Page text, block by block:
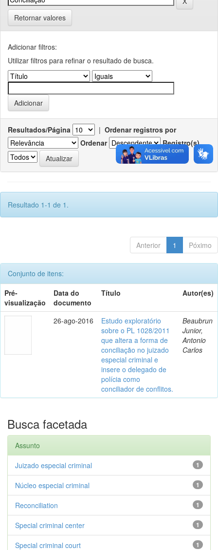
Retornar valores
Adicionar filtros:
Utilizar filtros para refinar o resultado de busca.
Resultados/Página | Ordenar registros por
Ordenar
Registro(s)
Resultado 1-1 de 1.
Anterior 1 Póximo
Conjunto de itens:
Pré-
visualização
Data do
documento
Título Autor(es)
26-ago-2016
Estudo exploratório
sobre o PL 1028/2011
que altera a forma de
conciliação no juizado
especial criminal e
insere o delegado de
polícia como
conciliador de conflitos.
Beaubrun
Junior,
Antonio
Carlos
Busca facetada
Assunto
1
Juizado especial criminal
1
Núcleo especial criminal
1
Reconciliation
1
Special criminal center
1
Special criminal court